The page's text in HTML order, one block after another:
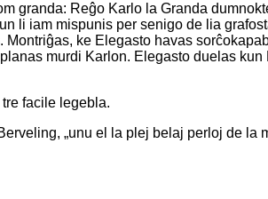
granda: Reĝo Karlo la Granda
li iam mispunis per senigo de lia
ke Elegasto havas
murdi Karlon. Elegasto duelas
facile legebla.
„unu el la plej belaj perloj de la